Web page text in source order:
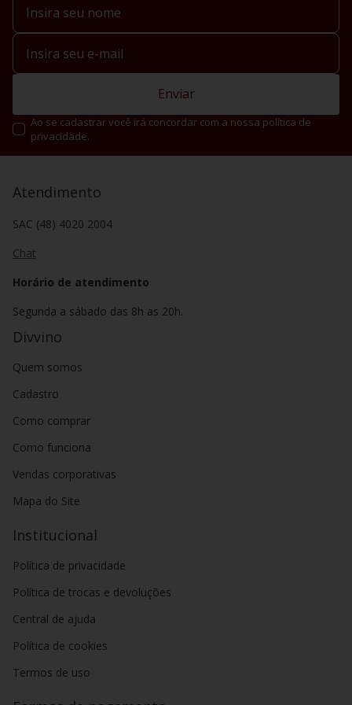
Enviar
Ao se cadastrar você irá concordar com a nossa política de
privacidade.
Atendimento
SAC (48) 4020 2004
Chat
Horário de atendimento
Segunda a sábado das 8h as 20h.
Divvino
Quem somos
Cadastro
Como comprar
Como funciona
Vendas corporativas
Mapa do Site
Institucional
Política de privacidade
Política de trocas e devoluções
Central de ajuda
Política de cookies
Termos de uso